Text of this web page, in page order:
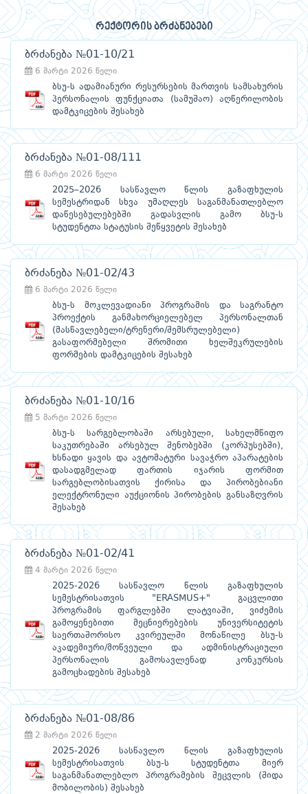
რექტორის ბრძანებები
ბრძანება №01-10/21
6 მარტი 2026 წელი
ბსუ-ს ადამიანური რესურსების მართვის სამსახურის
პერსონალის ფუნქციათა (სამუშაო) აღწერილობის
დამტკიცების შესახებ
ბრძანება №01-08/111
6 მარტი 2026 წელი
2025–2026 სასწავლო წლის გაზაფხულის
სემესტრიდან სხვა უმაღლეს საგანმანათლებლო
დაწესებულებებში გადასვლის გამო ბსუ-ს
სტუდენტთა სტატუსის შეწყვეტის შესახებ
ბრძანება №01-02/43
6 მარტი 2026 წელი
ბსუ-ს მოკლევადიანი პროგრამის და საგრანტო
პროექტის განმახორციელებელ პერსონალთან
(მასწავლებელი/ტრენერი/შემსრულებელი)
გასაფორმებელი შრომითი ხელშეკრულების
ფორმების დამტკიცების შესახებ
ბრძანება №01-10/16
5 მარტი 2026 წელი
ბსუ-ს სარგებლობაში არსებული, სახელმწიფო
საკუთრებაში არსებულ შენობებში (კორპუსებში),
ხსნადი ყავის და ავტომატური სავაჭრო აპარატების
დასადგმელად ფართის იჯარის ფორმით
სარგებლობისათვის ქირისა და პირობებიანი
ელექტრონული აუქციონის პირობების განსაზღვრის
შესახებ
ბრძანება №01-02/41
4 მარტი 2026 წელი
2025-2026 სასწავლო წლის გაზაფხულის
სემესტრისათვის "ERASMUS+" გაცვლითი
პროგრამის ფარგლებში ლატვიაში, ვიძემის
გამოყენებითი მეცნიერებების უნივერსიტეტის
საერთაშორისო კვირეულში მონაწილე ბსუ-ს
აკადემიური/მოწვეული და ადმინისტრაციული
პერსონალის გამოსავლენად კონკურსის
გამოცხადების შესახებ
ბრძანება №01-08/86
2 მარტი 2026 წელი
2025-2026 სასწავლო წლის გაზაფხულის
სემესტრისათვის ბსუ-ს სტუდენტთა მიერ
საგანმანათლებლო პროგრამების შეცვლის (შიდა
მობილობის) შესახებ